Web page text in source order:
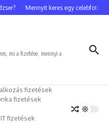
Mennyit keres egy celebfotós?
mi a fizetése, mennyi a
fizetések
fizetések
fizetések